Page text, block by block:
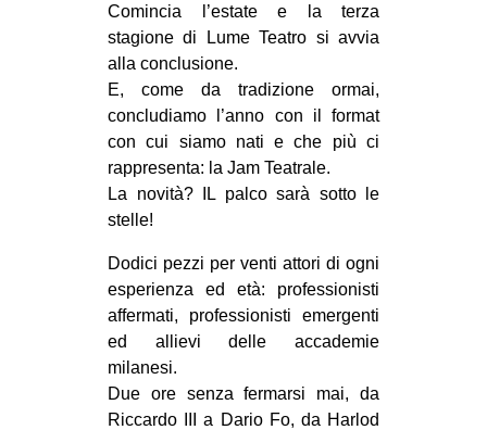
MOVIMENTI
AMBIENTE
ANTIFASCISMO
DIRITTO ALL’ABITARE
GENERI
PRECARIATO
REPRESSIONE
STUDENTI
ARTE
Comincia l’estate e la terza
stagione di Lume Teatro si avvia
alla conclusione.
E, come da tradizione ormai,
concludiamo l’anno con il format
con cui siamo nati e che più ci
rappresenta: la Jam Teatrale.
La novità? IL palco sarà sotto le
stelle!
Dodici pezzi per venti attori di ogni
esperienza ed età: professionisti
affermati, professionisti emergenti
ed allievi delle accademie
milanesi.
Due ore senza fermarsi mai, da
Riccardo III a Dario Fo, da Harlod